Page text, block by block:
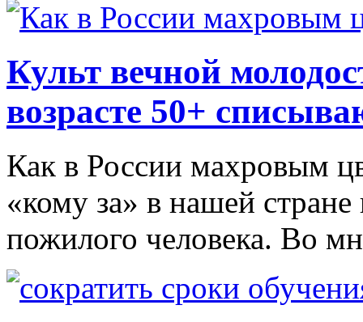
Культ вечной
возрасте 50+
Как в России махровым
«кому за» в нашей
пожилого человека. Во